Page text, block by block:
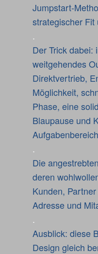
Jumpstart-
strategischer
.
Der Trick dabei:
weitgehendes
Direktvertrieb,
Möglichkeit,
Phase, eine
Blaupause und
.
Die
deren
Kunden,
Adresse und
.
Ausblick: diese
Design gleich